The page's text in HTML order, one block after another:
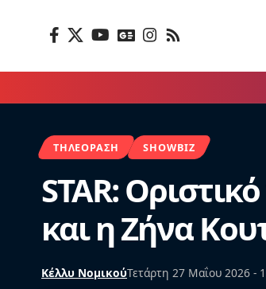
ΤΗΛΕΌΡΑΣΗ SHOWBIZ
STAR:
και η Ζήνα
Κέλλυ ΝομικούΤετάρτη 27 Μαΐου 2026 -